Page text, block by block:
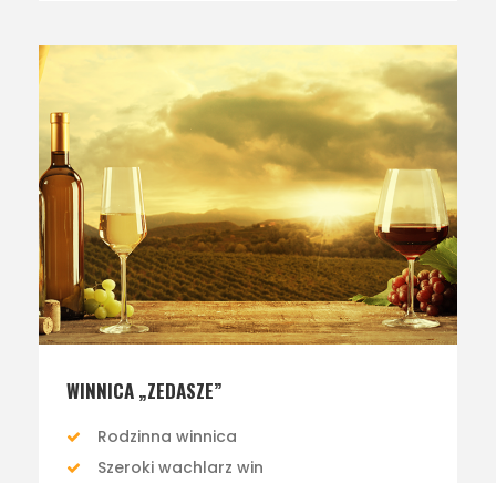
WINNICA „ZEDASZE”
Rodzinna winnica
Szeroki wachlarz win